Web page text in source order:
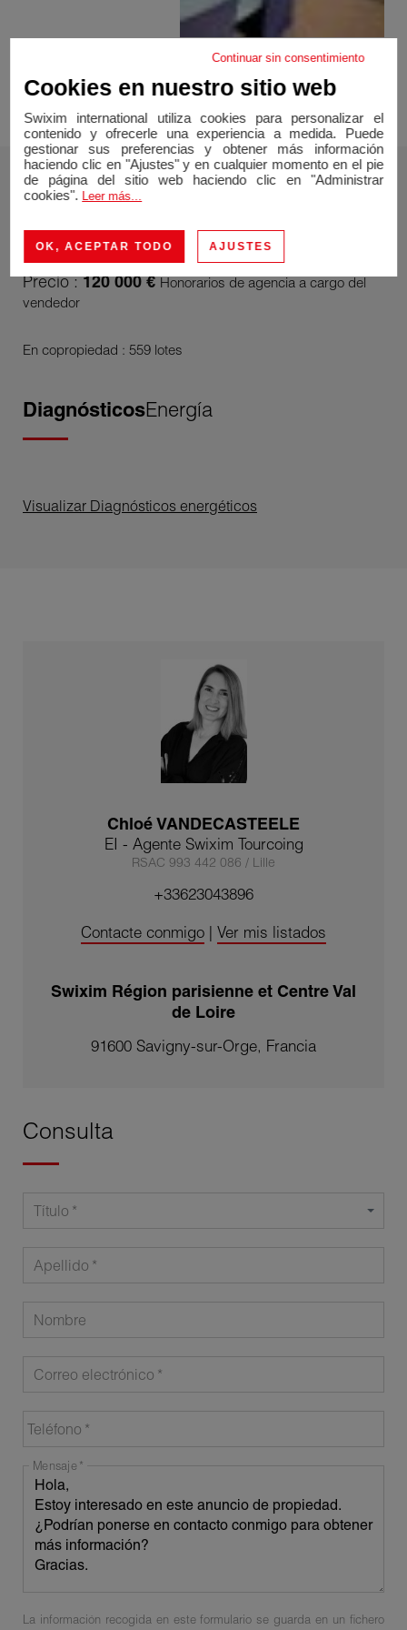
Precio : 120 000 €Honorarios de agencia a cargo del
vendedor
En copropiedad : 559 lotes
DiagnósticosEnergía
Visualizar Diagnósticos energéticos
Consulta
Título
Apellido
Nombre
Correo electrónico
Teléfono
Mensaje
La información recogida en este formulario se guarda en un fichero
Chloé VANDECASTEELE
EI - Agente Swixim Tourcoing
RSAC 993 442 086 / Lille
+33623043896
Contacte conmigo | Ver mis listados
Swixim Région parisienne et Centre Val
de Loire
91600 Savigny-sur-Orge, Francia
Continuar sin consentimiento
Cookies en nuestro sitio web
Swixim international utiliza cookies para personalizar el
contenido y ofrecerle una experiencia a medida. Puede
gestionar sus preferencias y obtener más información
haciendo clic en "Ajustes" y en cualquier momento en el pie
de página del sitio web haciendo clic en "Administrar
cookies". Leer más...
OK, ACEPTAR TODO AJUSTES